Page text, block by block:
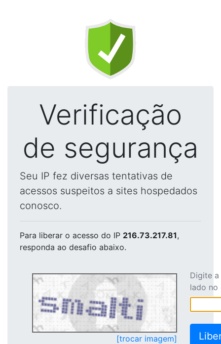
Verificação
de segurança
Seu IP fez diversas tentativas de
acessos suspeitos a sites hospedados
conosco.
Para liberar o acesso do IP 216.73.217.81,
responda ao desafio abaixo.
[trocar imagem]
Digite
lado no